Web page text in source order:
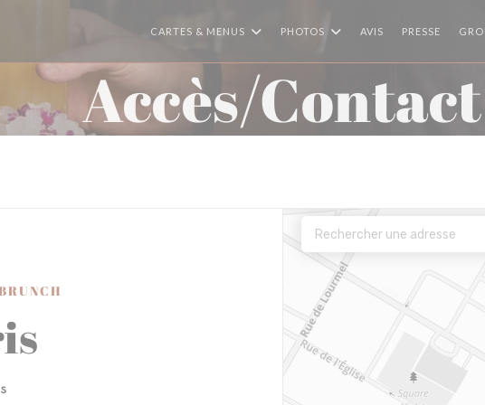
cookies
CARTES & MENUS PHOTOS AVIS PRESSE
Accès/Contact